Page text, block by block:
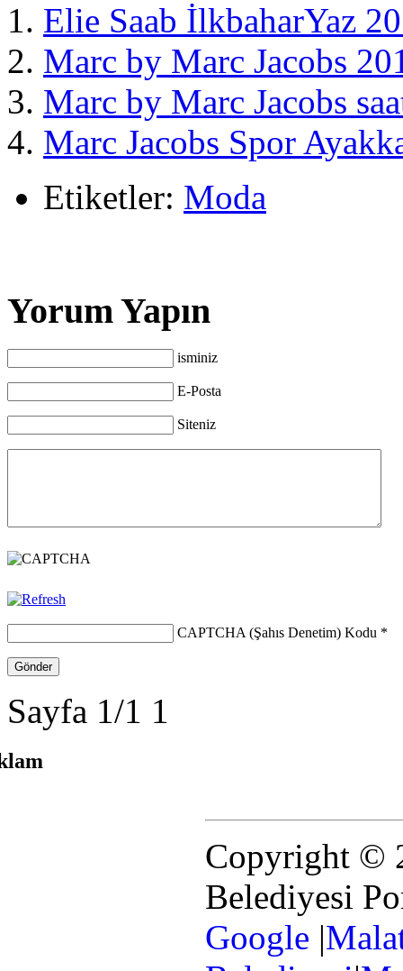
Elie Saab İlkbaharYaz
Marc by Marc Jacobs
Marc by Marc Jacobs
Marc Jacobs Spor
Etiketler: Moda
Yorum Yapın
isminiz
E-Posta
Siteniz
CAPTCHA (Şahıs Denetim) Kodu *
Sayfa 1/1 1
Copyright ©
Belediyesi
Google |